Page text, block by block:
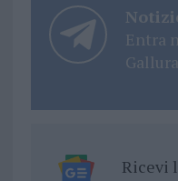
Entra
Ricevi